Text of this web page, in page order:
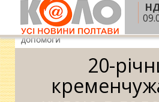
Головна » Новини »
кременчужанин з кулею в голові
допомоги
20-